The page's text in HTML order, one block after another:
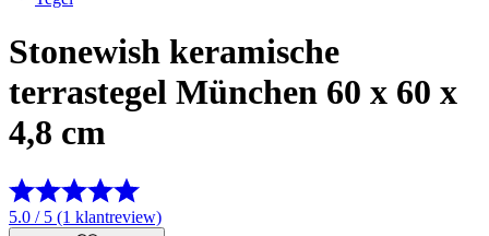
Stonewish keramische
terrastegel München 60 x 60 x
4,8 cm
5.0 / 5 (1 klantreview)